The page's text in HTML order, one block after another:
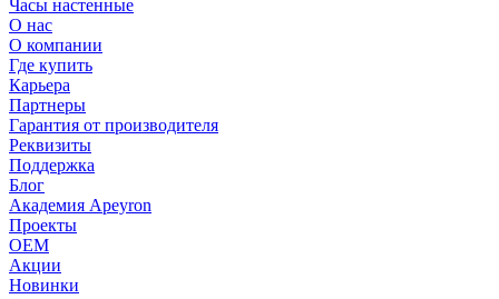
Часы настенные
О нас
О компании
Где купить
Карьера
Партнеры
Гарантия от производителя
Реквизиты
Поддержка
Блог
Академия Apeyron
Проекты
ОЕМ
Акции
Новинки